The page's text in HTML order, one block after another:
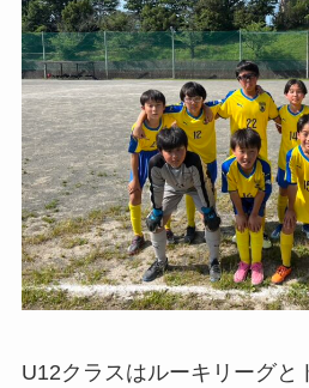
U12クラスはルーキリーグと